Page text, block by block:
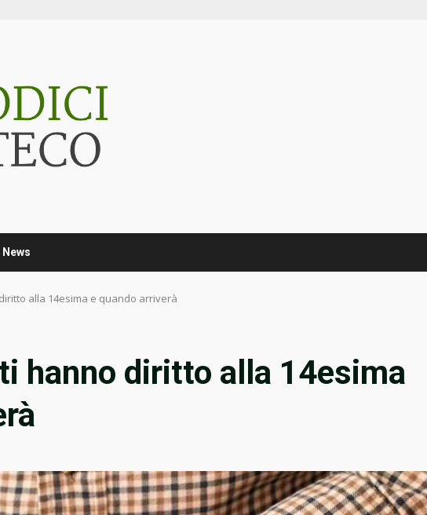
News
alla 14esima e quando arriverà
hanno diritto alla 14esima